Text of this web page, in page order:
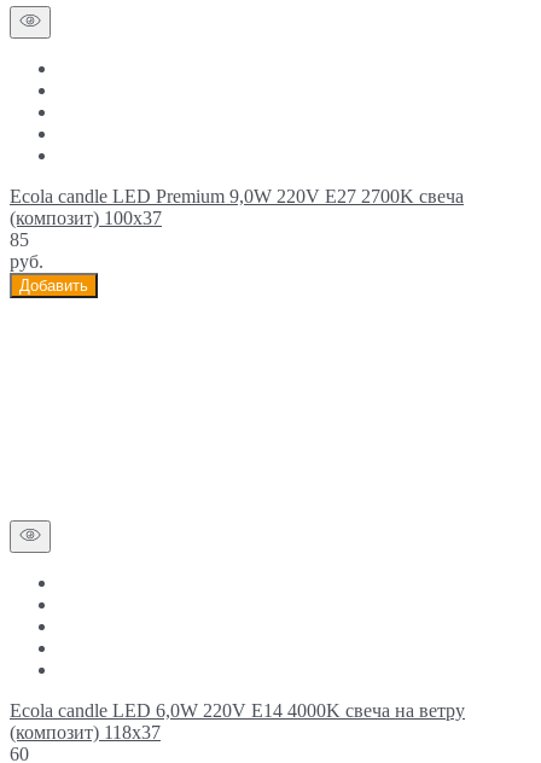
Ecola candle LED Premium 9,0W 220V E27 2700K свеча
(композит) 100x37
85
руб.
Добавить
Ecola candle LED 6,0W 220V E14 4000K свеча на ветру
(композит) 118x37
60